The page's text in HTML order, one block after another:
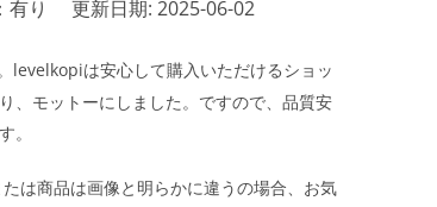
有り 更新日期: 2025-06-02
levelkopiは安心して購入いただけるショッ
、モットーにしました。ですので、品質安
。
は商品は画像と明らかに違うの場合、お気